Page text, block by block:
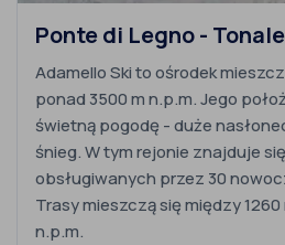
Ponte di Legno - Tonale
Adamello Ski to ośrodek
ponad 3500 m n.p.m. Jego
świetną pogodę - duże
śnieg. W tym rejonie znajduje
obsługiwanych przez 30
Trasy mieszczą się między 1260
n.p.m.